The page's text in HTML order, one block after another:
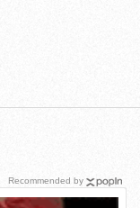
Recommended by